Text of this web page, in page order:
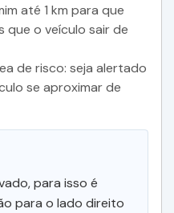
até 1 km para que
que o veículo sair de
de risco: seja alertado
se aproximar de
para isso é
para o lado direito